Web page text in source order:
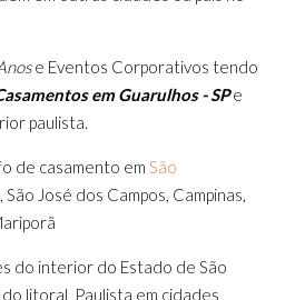
e Eventos Corporativos tendo
em Guarulhos - SPe
paulista.
de casamento em São
José dos Campos, Campinas,
do interior do Estado de São
do litoral Paulista em cidades